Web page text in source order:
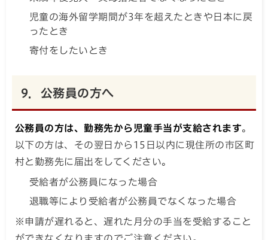
児童の海外留学期間が3年を超えたときや日本に戻
ったとき
寄付をしたいとき
9．公務員の方へ
公務員の方は、勤務先から児童手当が支給されます。
以下の方は、その翌日から15日以内に現住所の市区町
村と勤務先に届出をしてください。
受給者が公務員になった場合
退職等により受給者が公務員でなくなった場合
※申請が遅れると、遅れた月分の手当を受給すること